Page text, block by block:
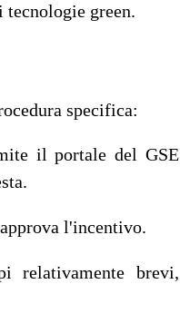
green.
specifica:
il portale del GSE
l'incentivo.
relativamente brevi,